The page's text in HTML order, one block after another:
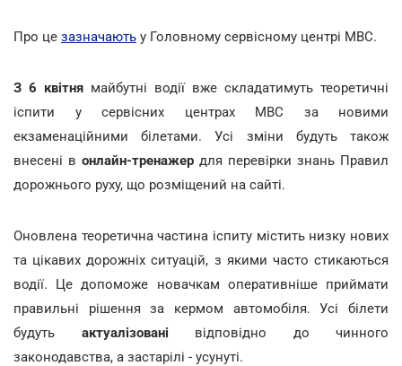
Про це зазначають у Головному сервісному центрі МВС.
З 6 квітня майбутні водії вже складатимуть теоретичні
іспити у сервісних центрах МВС за новими
екзаменаційними білетами. Усі зміни будуть також
внесені в онлайн-тренажер для перевірки знань Правил
дорожнього руху, що розміщений на сайті.
Оновлена теоретична частина іспиту містить низку нових
та цікавих дорожніх ситуацій, з якими часто стикаються
водії. Це допоможе новачкам оперативніше приймати
правильні рішення за кермом автомобіля. Усі білети
будуть актуалізовані відповідно до чинного
законодавства, а застарілі - усунуті.